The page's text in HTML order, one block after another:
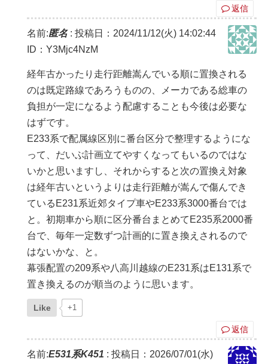
返信
名前:匿名: 投稿日：2024/11/12(火) 14:02:44
ID：Y3Mjc4NzM
経年古かったり走行距離嵩んでいる順に置換される
のは既定路線であろうものの、メーカである総車の
負担が一定になるよう配慮することも今後は必要な
はずです。
E233系で配属線区別に番台区分で整理するようにな
って、だいぶ計画立てやすくなってもいるのではな
いかと思いますし、それからすると次の置換え対象
は経年古いというよりは走行距離が嵩んで傷んでき
ているE231系近郊タイプ車やE233系3000番台では
と。初期車から順に区分番台まとめてE235系2000番
台で、毎年一定数ずつ計画的に置き換えされるので
はないかな、と。
幕張配置の209系や八高川越線のE231系はE131系で
置き換えるのが順当のように思います。
Like +1
返信
名前:E531系K451 : 投稿日：2026/07/01(水)